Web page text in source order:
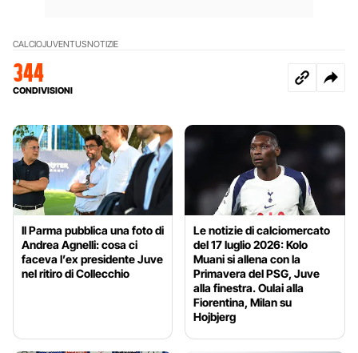
CALCIOJUVENTUSNOTIZIE
344
CONDIVISIONI
Il Parma pubblica una foto di
Andrea Agnelli: cosa ci
faceva l’ex presidente Juve
nel ritiro di Collecchio
Le notizie di calciomercato
del 17 luglio 2026: Kolo
Muani si allena con la
Primavera del PSG, Juve
alla finestra. Oulai alla
Fiorentina, Milan su
Hojbjerg